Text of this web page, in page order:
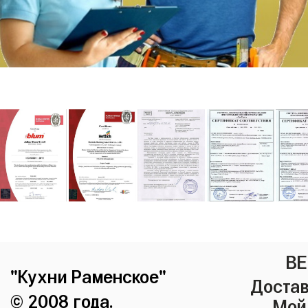
"Кухни Раменское"
© 2008 года.